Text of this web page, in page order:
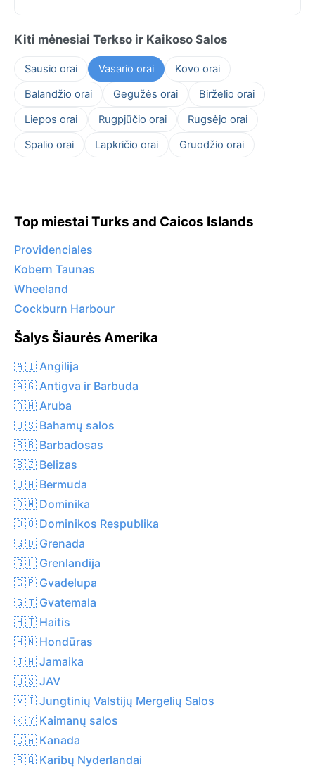
Kiti mėnesiai Terkso ir Kaikoso Salos
Sausio orai Vasario orai
Kovo orai
Balandžio orai
Gegužės orai
Birželio orai
Liepos orai
Rugpjūčio orai
Rugsėjo orai
Spalio orai
Lapkričio orai Gruodžio orai
Top miestai Turks and Caicos Islands
Providenciales
Kobern Taunas
Wheeland
Cockburn Harbour
Šalys Šiaurės Amerika
🇦🇮 Angilija
🇦🇬 Antigva ir Barbuda
🇦🇼 Aruba
🇧🇸 Bahamų salos
🇧🇧 Barbadosas
🇧🇿 Belizas
🇧🇲 Bermuda
🇩🇲 Dominika
🇩🇴 Dominikos Respublika
🇬🇩 Grenada
🇬🇱 Grenlandija
🇬🇵 Gvadelupa
🇬🇹 Gvatemala
🇭🇹 Haitis
🇭🇳 Hondūras
🇯🇲 Jamaika
🇺🇸 JAV
🇻🇮 Jungtinių Valstijų Mergelių Salos
🇰🇾 Kaimanų salos
🇨🇦 Kanada
🇧🇶 Karibų Nyderlandai